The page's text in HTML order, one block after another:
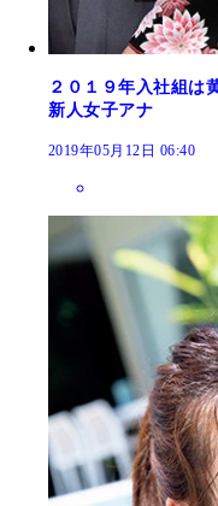
２０１９年入社組は
新人女子アナ
2019年05月12日 06:40